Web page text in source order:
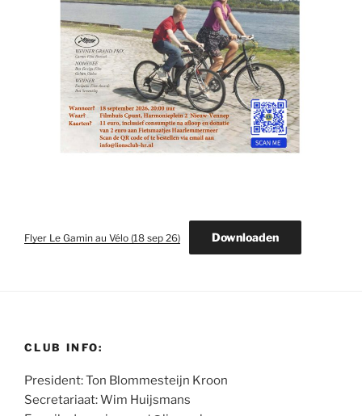
Flyer Le Gamin au Vélo (18 sep 26) Downloaden
CLUB INFO:
President: Ton Blommesteijn Kroon
Secretariaat: Wim Huijsmans